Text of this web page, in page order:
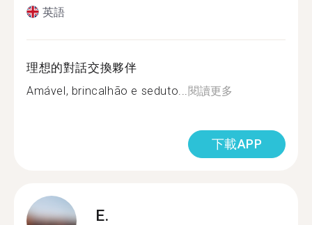
英語
理想的對話交換夥伴
Amável, brincalhão e seduto... 閱讀更多
下載APP
E.